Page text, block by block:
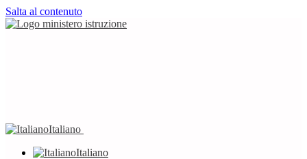
Salta al contenuto
Italiano
Italiano